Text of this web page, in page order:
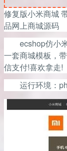
修复版小米商城
品网上商城源码
ecshop仿小米
一套商城模板，
信支付!喜欢拿走!
运行环境：